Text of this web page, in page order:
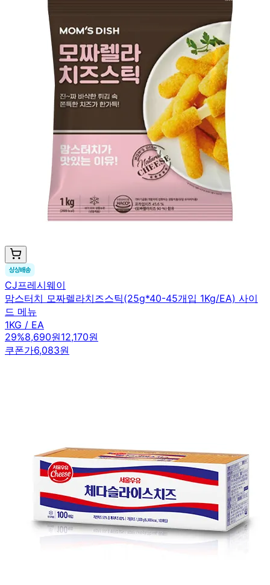
CJ프레시웨이
맘스터치 모짜렐라치즈스틱(25g*40-45개입 1Kg/EA) 사이
드 메뉴
1KG / EA
29%8,690원12,170원
쿠폰가6,083원